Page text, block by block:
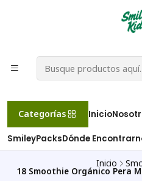
Categorías Inicio
SmileyPacksDónde
Inicio
18 Smoothie Orgánico Pera